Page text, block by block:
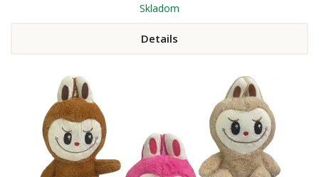
Skladom
Details